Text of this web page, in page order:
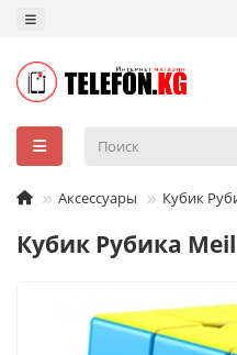
Аксессуары Кубик
Кубик Рубика